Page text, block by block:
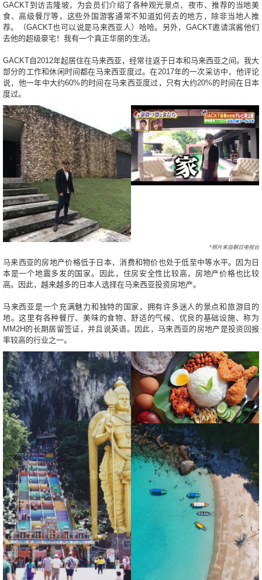
GACKT到访吉隆坡，为会员们介绍了各种观光景点、夜市、推荐的当地美
食、高级餐厅等，这些外国游客通常不知道如何去的地方，除非当地人推
荐。（GACKT也可以说是马来西亚人）哈哈。另外，GACKT邀请滨酱他们
去他的超级豪宅！我有一个真正华丽的生活。
GACKT自2012年起居住在马来西亚，经常往返于日本和马来西亚之间。我大
部分的工作和休闲时间都在马来西亚度过。在2017年的一次采访中，他评论
说，他一年中大约60%的时间在马来西亚度过，只有大约20%的时间在日本
度过。
*照片来自朝日电视台
马来西亚的房地产价格低于日本，消费和物价也处于低至中等水平。因为日
本是一个地震多发的国家。因此，住房安全性比较高，房地产价格也比较
高。因此，越来越多的日本人选择在马来西亚投资房地产。
马来西亚是一个充满魅力和独特的国家，拥有许多迷人的景点和旅游目的
地。这里有各种餐厅、美味的食物、舒适的气候、优良的基础设施、称为
MM2H的长期居留签证，并且说英语。因此，马来西亚的房地产是投资回报
率较高的行业之一。